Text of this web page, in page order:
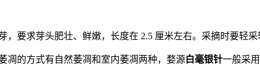
要求芽头肥壮、鲜嫩，长度在 2.5 厘米左右。采摘时要轻采
凋的方式有自然萎凋和室内萎凋两种，婺源白毫银针一般采